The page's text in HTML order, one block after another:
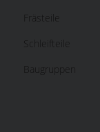
Frästeile
Schleifteile
Baugruppen